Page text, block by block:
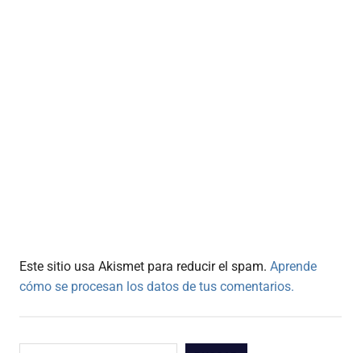
Este sitio usa Akismet para reducir el spam. Aprende
cómo se procesan los datos de tus comentarios.